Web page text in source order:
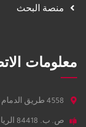
منصة البحث
معلومات
4558 طريق الدمام الفرعي - قرطبة الرياض 6900 - 13244.
ص. ب. 84418 الرياض 11671